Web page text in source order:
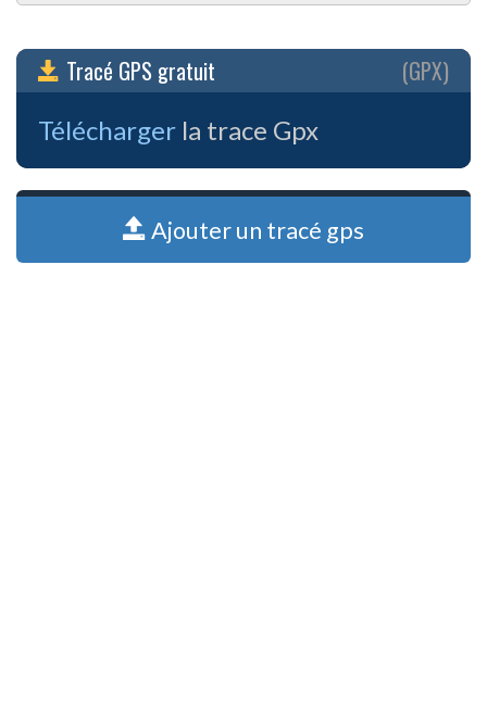
Tracé GPS gratuit (GPX)
Télécharger la trace Gpx
Ajouter un tracé gps